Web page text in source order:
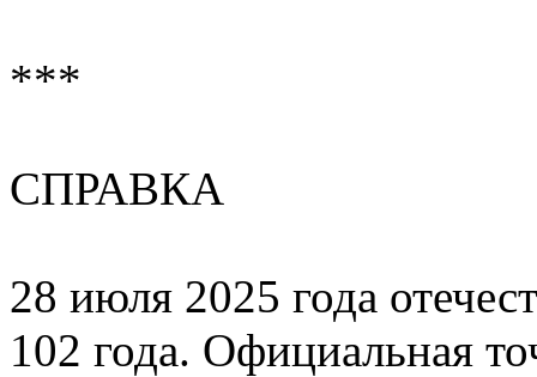
***
СПРАВКА
28 июля 2025 года
102 года. Официальная